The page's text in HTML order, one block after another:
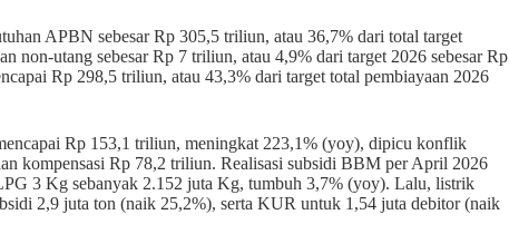
APBN sebesar Rp 305,5 triliun, atau 36,7% dari total target
non-utang sebesar Rp 7 triliun, atau 4,9% dari target 2026 sebesar Rp
Rp 298,5 triliun, atau 43,3% dari target total pembiayaan 2026
Rp 153,1 triliun, meningkat 223,1% (yoy), dipicu konflik
kompensasi Rp 78,2 triliun. Realisasi subsidi BBM per April 2026
3 Kg sebanyak 2.152 juta Kg, tumbuh 3,7% (yoy). Lalu, listrik
2,9 juta ton (naik 25,2%), serta KUR untuk 1,54 juta debitor (naik